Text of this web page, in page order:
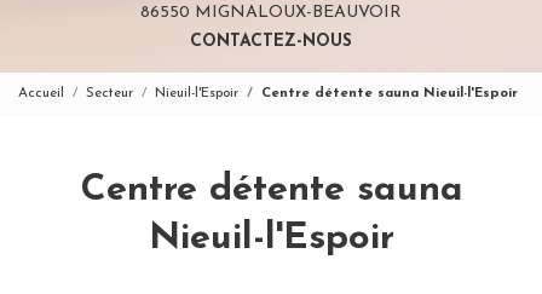
86550 MIGNALOUX-BEAUVOIR
CONTACTEZ-NOUS
Accueil Secteur Nieuil-l'Espoir Centre détente sauna Nieuil-l'Espoir
Centre détente sauna
Nieuil-l'Espoir